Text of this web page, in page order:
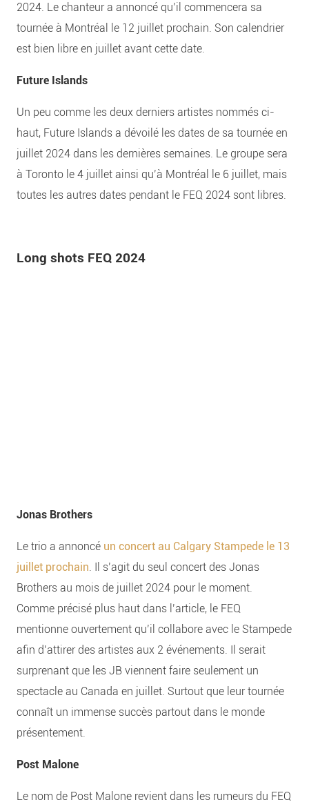
2024. Le chanteur a annoncé qu’il commencera sa
tournée à Montréal le 12 juillet prochain. Son calendrier
est bien libre en juillet avant cette date.
Future Islands
Un peu comme les deux derniers artistes nommés ci-
haut, Future Islands a dévoilé les dates de sa tournée en
juillet 2024 dans les dernières semaines. Le groupe sera
à Toronto le 4 juillet ainsi qu’à Montréal le 6 juillet, mais
toutes les autres dates pendant le FEQ 2024 sont libres.
Long shots FEQ 2024
Jonas Brothers
Le trio a annoncé un concert au Calgary Stampede le 13
juillet prochain . Il s’agit du seul concert des Jonas
Brothers au mois de juillet 2024 pour le moment.
Comme précisé plus haut dans l’article, le FEQ
mentionne ouvertement qu’il collabore avec le Stampede
afin d’attirer des artistes aux 2 événements. Il serait
surprenant que les JB viennent faire seulement un
spectacle au Canada en juillet. Surtout que leur tournée
connaît un immense succès partout dans le monde
présentement.
Post Malone
Le nom de Post Malone revient dans les rumeurs du FEQ